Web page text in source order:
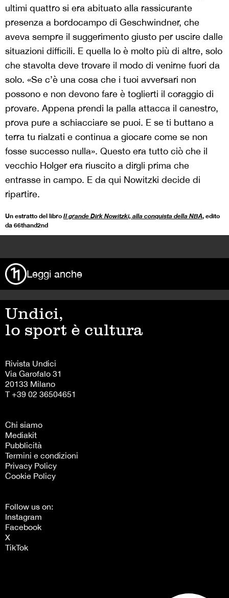
ultimi quattro si era abituato alla rassicurante
presenza a bordocampo di Geschwindner, che
aveva sempre il suggerimento giusto per uscire dalle
situazioni difficili. E quella lo è molto più di altre, solo
che stavolta deve trovare il modo di venirne fuori da
solo. «Se c’è una cosa che i tuoi avversari non
possono e non devono fare è toglierti il coraggio di
provare. Appena prendi la palla attacca il canestro,
prova pure a schiacciare se puoi. E se ti buttano a
terra tu rialzati e continua a giocare come se non
fosse successo nulla». Questo era tutto ciò che il
vecchio Holger era riuscito a dirgli prima che
entrasse in campo. E da qui Nowitzki decide di
ripartire.
Un estratto del libro Il grande Dirk Nowitzki, alla conquista della NBA, edito
da 66thand2nd
Leggi anche
Undici,
lo sport è cultura
Rivista Undici
Via Garofalo 31
20133 Milano
T +39 02 36504651
Chi siamo
Mediakit
Pubblicità
Termini e condizioni
Privacy Policy
Cookie Policy
Follow us on:
Instagram
Facebook
X
TikTok